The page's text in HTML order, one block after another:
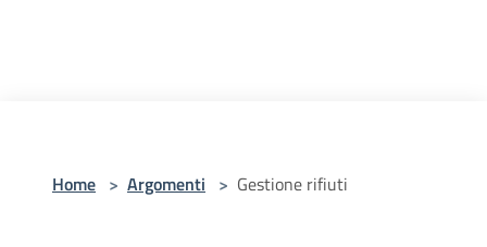
Home > Argomenti > Gestione rifiuti